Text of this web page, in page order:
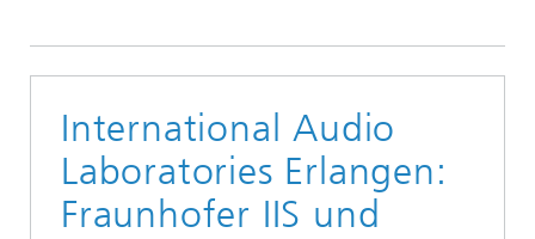
International Audio
Laboratories Erlangen:
Fraunhofer IIS und